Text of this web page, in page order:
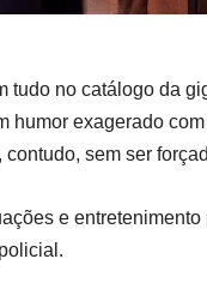
tudo no catálogo da
humor exagerado
sem ser
e